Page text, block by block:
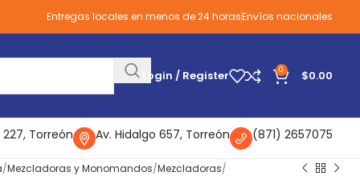
Entregas locales en menos de 24 horasEnvíos nacionales
Login / Register 0 $0.00
Torreón Av. Hidalgo 657, Torreón (871) 2657075
Mezcladoras y Monomandos Mezcladoras